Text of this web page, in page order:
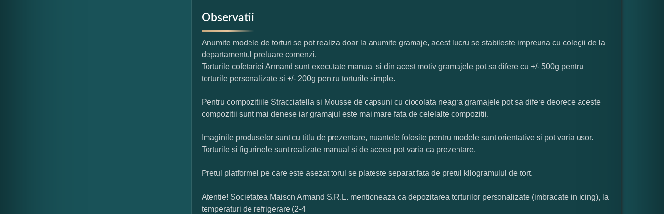
Observatii
Anumite modele de torturi se pot realiza doar la anumite gramaje, acest lucru se stabileste impreuna cu colegii de la
departamentul preluare comenzi.
Torturile cofetariei Armand sunt executate manual si din acest motiv gramajele pot sa difere cu +/- 500g pentru
torturile personalizate si +/- 200g pentru torturile simple.
Pentru compozitiile Stracciatella si Mousse de capsuni cu ciocolata neagra gramajele pot sa difere deorece aceste
compozitii sunt mai denese iar gramajul este mai mare fata de celelalte compozitii.
Imaginile produselor sunt cu titlu de prezentare, nuantele folosite pentru modele sunt orientative si pot varia usor.
Torturile si figurinele sunt realizate manual si de aceea pot varia ca prezentare.
Pretul platformei pe care este asezat torul se plateste separat fata de pretul kilogramului de tort.
Atentie! Societatea Maison Armand S.R.L. mentioneaza ca depozitarea torturilor personalizate (imbracate in icing), la
temperaturi de refrigerare (2-4